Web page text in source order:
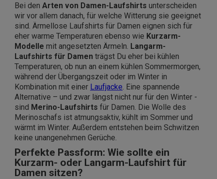
Bei den Arten von Damen-Laufshirts unterscheiden
wir vor allem danach, für welche Witterung sie geeignet
sind. Ärmellose Laufshirts für Damen eignen sich für
eher warme Temperaturen ebenso wie Kurzarm-
Modelle mit angesetzten Ärmeln. Langarm-
Laufshirts für Damen trägst Du eher bei kühlen
Temperaturen, ob nun an einem kühlen Sommermorgen,
während der Übergangszeit oder im Winter in
Kombination mit einer Laufjacke . Eine spannende
Alternative – und zwar längst nicht nur für den Winter -
sind Merino-Laufshirts für Damen. Die Wolle des
Merinoschafs ist atmungsaktiv, kühlt im Sommer und
wärmt im Winter. Außerdem entstehen beim Schwitzen
keine unangenehmen Gerüche.
Perfekte Passform: Wie sollte ein
Kurzarm- oder Langarm-Laufshirt für
Damen sitzen?